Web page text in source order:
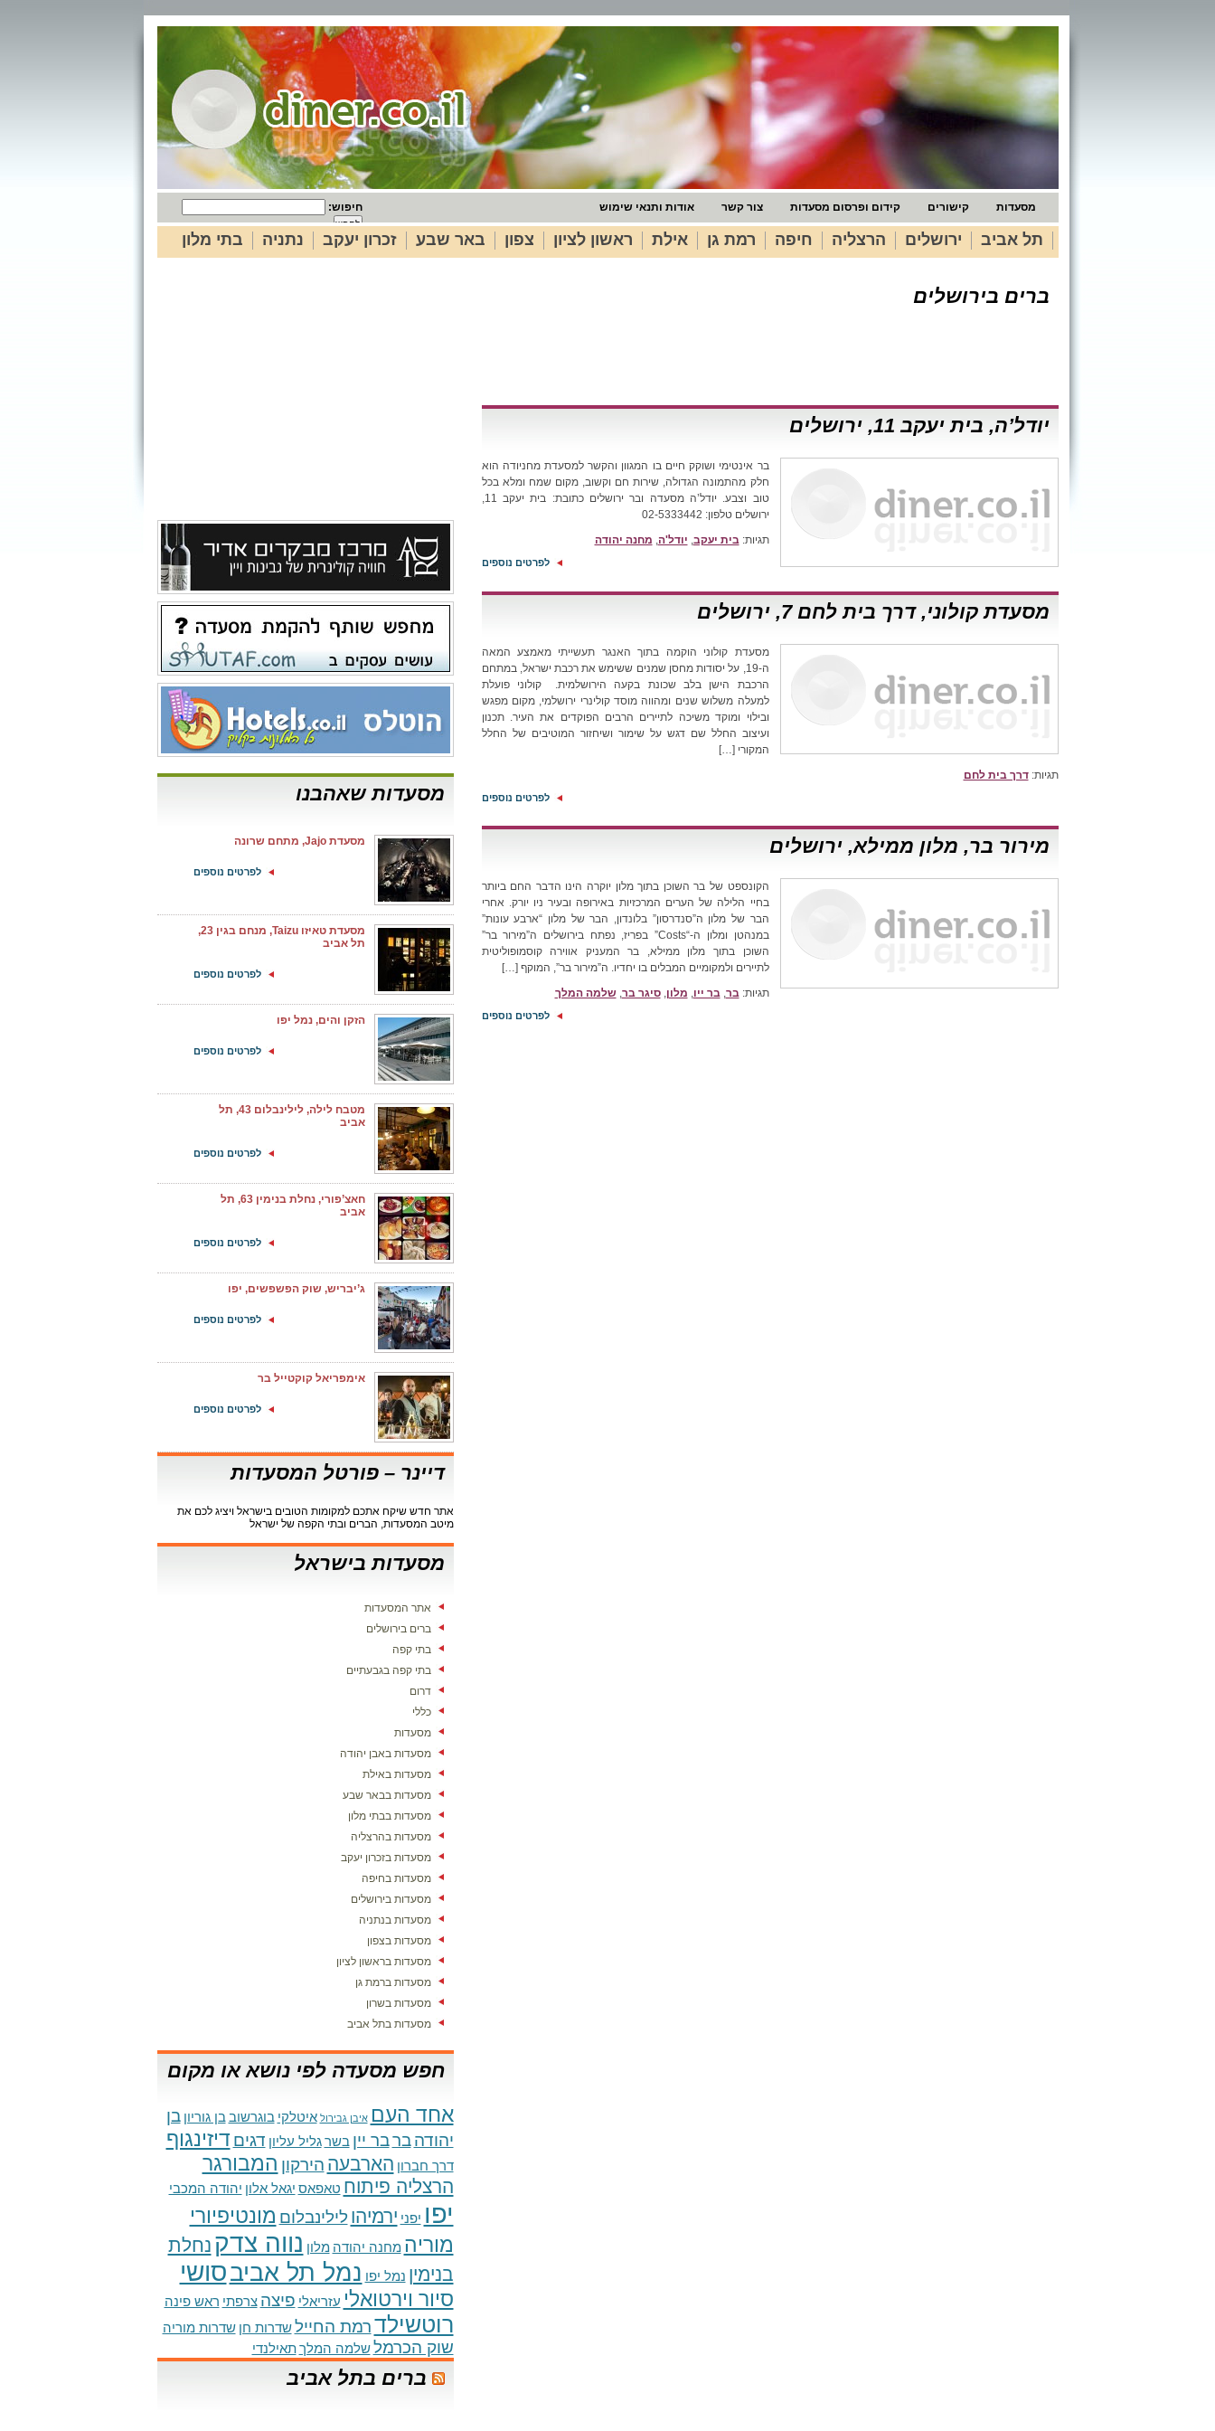
חיפוש: מסעדות קישורים קידום ופרסום מסעדות צור קשר אודות ותנאי שימוש
תל אביב ירושלים הרצליה חיפה רמת גן אילת ראשון לציון צפון באר שבע זכרון יעקב נתניה בתי מלון
ברים בירושלים
יודל’ה, בית יעקב 11, ירושלים
בר אינטימי ושוקק חיים בו המגוון והקשר למסעדת מחניודה הוא
חלק מהתמונה הגדולה, שירות חם וקשוב, מקום שמח ומלא בכל
טוב וצבע. יודל’ה מסעדה ובר ירושלים כתובת: בית יעקב 11,
ירושלים טלפון: 02-5333442
תגיות:בית יעקב, יודל'ה, מחנה יהודה
לפרטים נוספים
מסעדת קולוני, דרך בית לחם 7, ירושלים
מסעדת קולוני הוקמה בתוך האנגר תעשייתי מאמצע המאה
ה-19, על יסודות מחסן שמנים ששימש את רכבת ישראל, במתחם
הרכבת הישן בלב שכונת בקעה הירושלמית. קולוני פועלת
למעלה משלוש שנים ומהווה מוסד קולינרי ירושלמי, מקום מפגש
ובילוי ומוקד משיכה לתיירים הרבים הפוקדים את העיר. תכנון
ועיצוב החלל שם דגש על שימור ושיחזור המוטיבים של החלל
המקורי […]
תגיות:דרך בית לחם
לפרטים נוספים
מירור בר, מלון ממילא, ירושלים
הקונספט של בר השוכן בתוך מלון יוקרה הינו הדבר החם ביותר
בחיי הלילה של הערים המרכזיות באירופה ובעיר ניו יורק. אחרי
הבר של מלון ה”סנדרסון” בלונדון, הבר של מלון “ארבע עונות”
במנהטן ומלון ה-“Costs” בפריז, נפתח בירושלים ה”מירור בר”
השוכן בתוך מלון ממילא, בר המעניק אווירה קוסמופוליטית
לתיירים ולמקומיים המבלים בו יחדיו. ה”מירור בר”, המוקף […]
תגיות:בר,בר ייו, מלון,סיגר בר,שלמה המלך
לפרטים נוספים
מסעדות שאהבנו
מסעדת Jajo, מתחם שרונה
לפרטים נוספים
מסעדת טאיזו Taizu, מנחם בגין 23,
תל אביב
לפרטים נוספים
הזקן והים, נמל יפו
לפרטים נוספים
מטבח לילה, לילינבלום 43, תל
אביב
לפרטים נוספים
חאצ’פורי, נחלת בנימין 63, תל
אביב
לפרטים נוספים
ג’יבריש, שוק הפשפשים, יפו
לפרטים נוספים
אימפריאל קוקטייל בר
לפרטים נוספים
דיינר – פורטל המסעדות
אתר חדש שיקח אתכם למקומות הטובים בישראל ויציג לכם את
מיטב המסעדות, הברים ובתי הקפה של ישראל
מסעדות בישראל
אתר המסעדות
ברים בירושלים
בתי קפה
בתי קפה בגבעתיים
דרום
כללי
מסעדות
מסעדות באבן יהודה
מסעדות באילת
מסעדות בבאר שבע
מסעדות בבתי מלון
מסעדות בהרצליה
מסעדות בזכרון יעקב
מסעדות בחיפה
מסעדות בירושלים
מסעדות בנתניה
מסעדות בצפון
מסעדות בראשון לציון
מסעדות ברמת גן
מסעדות בשרון
מסעדות בתל אביב
חפש מסעדה לפי נושא או מקום
אחד העם איבן גבירול איטלקי בוגרשוב בן גוריון בן
יהודה ברבר יין בשר גליל עליון דגים דיזינגוף
דרך חברון הארבעה הירקון המבורגר
הרצליה פיתוח טאפאס יגאל אלון יהודה המכבי
יפו יפני ירמיהו לילינבלום מונטיפיורי
מוריה מחנה יהודה מלון נווה צדק נחלת
בנימין נמל יפו נמל תל אביבסושי
סיור וירטואלי עזריאלי פיצה צרפתי ראש פינה
רוטשילדרמת החייל שדרות חן שדרות מוריה
שוק הכרמל שלמה המלך תאילנדי
ברים בתל אביב